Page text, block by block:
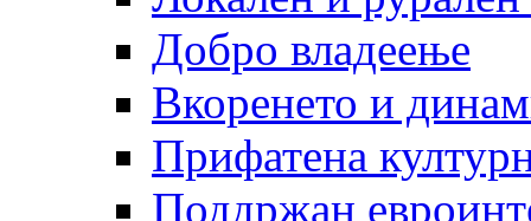
Добро владеење
Вкоренето и
Прифатена
Поддржан